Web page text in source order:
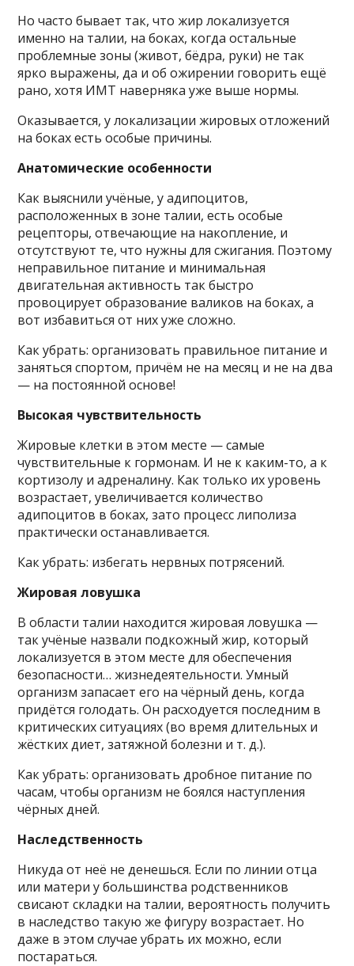
Но часто бывает так, что жир локализуется
именно на талии, на боках, когда остальные
проблемные зоны (живот, бёдра, руки) не так
ярко выражены, да и об ожирении говорить ещё
рано, хотя ИМТ наверняка уже выше нормы.
Оказывается, у локализации жировых отложений
на боках есть особые причины.
Анатомические особенности
Как выяснили учёные, у адипоцитов,
расположенных в зоне талии, есть особые
рецепторы, отвечающие на накопление, и
отсутствуют те, что нужны для сжигания. Поэтому
неправильное питание и минимальная
двигательная активность так быстро
провоцирует образование валиков на боках, а
вот избавиться от них уже сложно.
Как убрать: организовать правильное питание и
заняться спортом, причём не на месяц и не на два
— на постоянной основе!
Высокая чувствительность
Жировые клетки в этом месте — самые
чувствительные к гормонам. И не к каким-то, а к
кортизолу и адреналину. Как только их уровень
возрастает, увеличивается количество
адипоцитов в боках, зато процесс липолиза
практически останавливается.
Как убрать: избегать нервных потрясений.
Жировая ловушка
В области талии находится жировая ловушка —
так учёные назвали подкожный жир, который
локализуется в этом месте для обеспечения
безопасности… жизнедеятельности. Умный
организм запасает его на чёрный день, когда
придётся голодать. Он расходуется последним в
критических ситуациях (во время длительных и
жёстких диет, затяжной болезни и т. д.).
Как убрать: организовать дробное питание по
часам, чтобы организм не боялся наступления
чёрных дней.
Наследственность
Никуда от неё не денешься. Если по линии отца
или матери у большинства родственников
свисают складки на талии, вероятность получить
в наследство такую же фигуру возрастает. Но
даже в этом случае убрать их можно, если
постараться.